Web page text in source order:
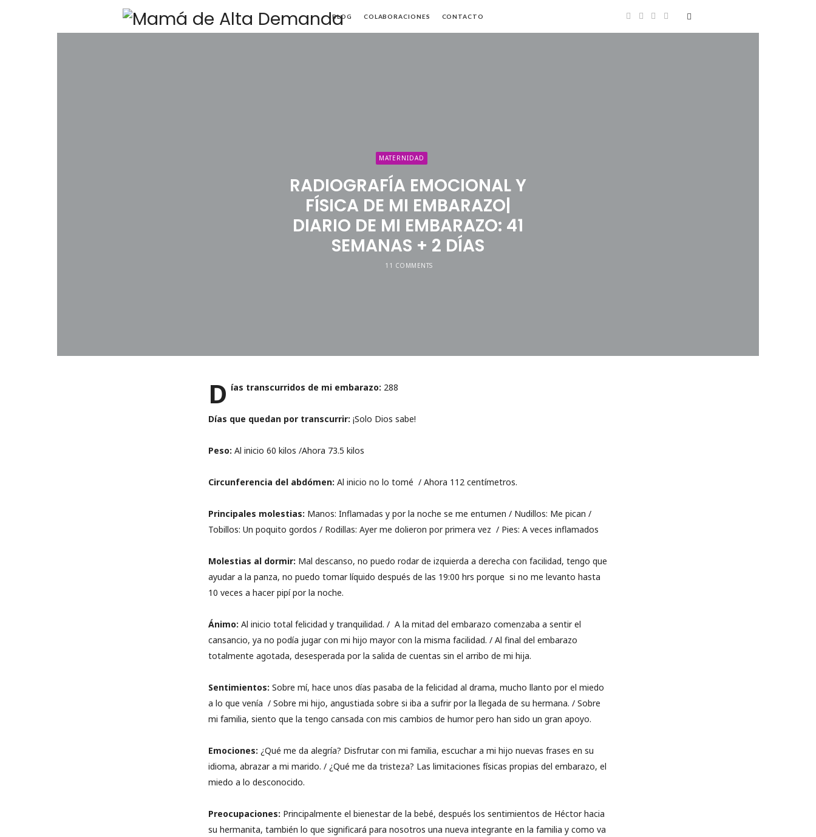
Mamá
de
BLOG COLABORACIONES CONTACTO
MATERNIDAD
RADIOGRAFÍA EMOCIONAL Y
FÍSICA DE MI EMBARAZO|
DIARIO DE MI EMBARAZO: 41
SEMANAS + 2 DÍAS
11 COMMENTS
D ías transcurridos de mi embarazo: 288
Días que quedan por transcurrir: ¡Solo Dios sabe!
Peso: Al inicio 60 kilos /Ahora 73.5 kilos
Circunferencia del abdómen: Al inicio no lo tomé / Ahora 112 centímetros.
Principales molestias: Manos: Inflamadas y por la noche se me entumen / Nudillos: Me pican /
Tobillos: Un poquito gordos / Rodillas: Ayer me dolieron por primera vez / Pies: A veces inflamados
Molestias al dormir: Mal descanso, no puedo rodar de izquierda a derecha con facilidad, tengo que
ayudar a la panza, no puedo tomar líquido después de las 19:00 hrs porque si no me levanto hasta
10 veces a hacer pipí por la noche.
Ánimo: Al inicio total felicidad y tranquilidad. / A la mitad del embarazo comenzaba a sentir el
cansancio, ya no podía jugar con mi hijo mayor con la misma facilidad. / Al final del embarazo
totalmente agotada, desesperada por la salida de cuentas sin el arribo de mi hija.
Sentimientos: Sobre mí, hace unos días pasaba de la felicidad al drama, mucho llanto por el miedo
a lo que venía / Sobre mi hijo, angustiada sobre si iba a sufrir por la llegada de su hermana. / Sobre
mi familia, siento que la tengo cansada con mis cambios de humor pero han sido un gran apoyo.
Emociones: ¿Qué me da alegría? Disfrutar con mi familia, escuchar a mi hijo nuevas frases en su
idioma, abrazar a mi marido. / ¿Qué me da tristeza? Las limitaciones físicas propias del embarazo, el
miedo a lo desconocido.
Preocupaciones: Principalmente el bienestar de la bebé, después los sentimientos de Héctor hacia
su hermanita, también lo que significará para nosotros una nueva integrante en la familia y como va